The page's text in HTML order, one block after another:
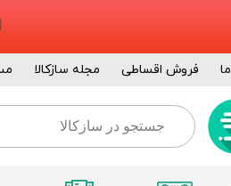
فروش اقساطی مجله سازکالا